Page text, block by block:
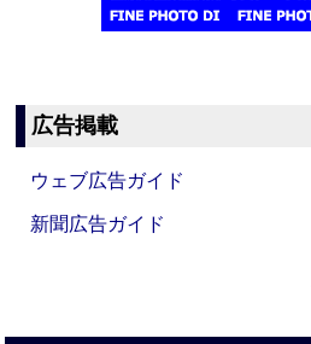
広告掲載
ウェブ広告ガイド
新聞広告ガイド